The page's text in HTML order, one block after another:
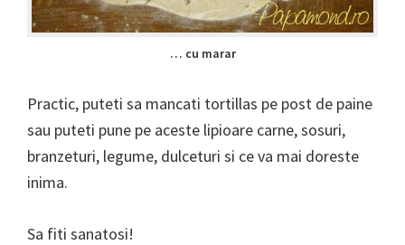
… cu marar
Practic, puteti sa mancati tortillas pe post de paine
sau puteti pune pe aceste lipioare carne, sosuri,
branzeturi, legume, dulceturi si ce va mai doreste
inima.
Sa fiti sanatosi!